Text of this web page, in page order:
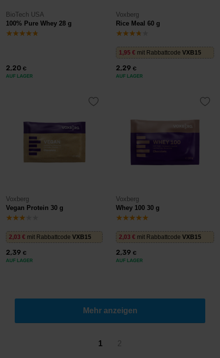
BioTech USA
100% Pure Whey 28 g
2,20 €
AUF LAGER
Voxberg
Rice Meal 60 g
1,95 € mit Rabbattcode VXB15
2,29 €
AUF LAGER
Voxberg
Vegan Protein 30 g
2,03 € mit Rabbattcode VXB15
2,39 €
AUF LAGER
Voxberg
Whey 100 30 g
2,03 € mit Rabbattcode VXB15
2,39 €
AUF LAGER
Mehr anzeigen
1 2